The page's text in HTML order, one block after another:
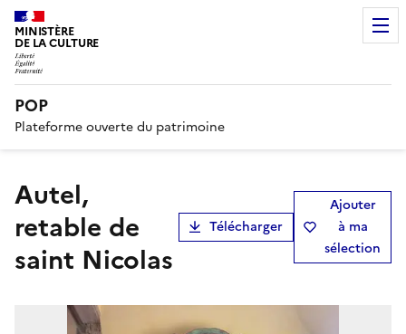
MINISTÈRE
DE LA CULTURE
POP
Plateforme ouverte du patrimoine
Autel,
retable de
saint Nicolas
Télécharger
Ajouter
à ma
sélection